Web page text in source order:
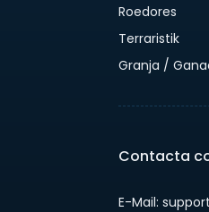
Roedores
Terraristik
Granja /
Contacta
E-Mail: